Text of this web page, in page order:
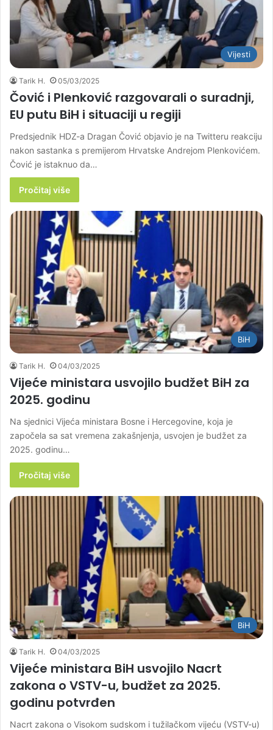
Vijesti
Tarik H. 05/03/2025
Čović i Plenković razgovarali o suradnji,
EU putu BiH i situaciji u regiji
Predsjednik HDZ-a Dragan Čović objavio je na Twitteru reakciju
nakon sastanka s premijerom Hrvatske Andrejom Plenkovićem.
Čović je istaknuo da…
Pročitaj više
BiH
Tarik H. 04/03/2025
Vijeće ministara usvojilo budžet BiH za
2025. godinu
Na sjednici Vijeća ministara Bosne i Hercegovine, koja je
započela sa sat vremena zakašnjenja, usvojen je budžet za
2025. godinu…
Pročitaj više
BiH
Tarik H. 04/03/2025
Vijeće ministara BiH usvojilo Nacrt
zakona o VSTV-u, budžet za 2025.
godinu potvrđen
Nacrt zakona o Visokom sudskom i tužilačkom vijeću (VSTV-u)